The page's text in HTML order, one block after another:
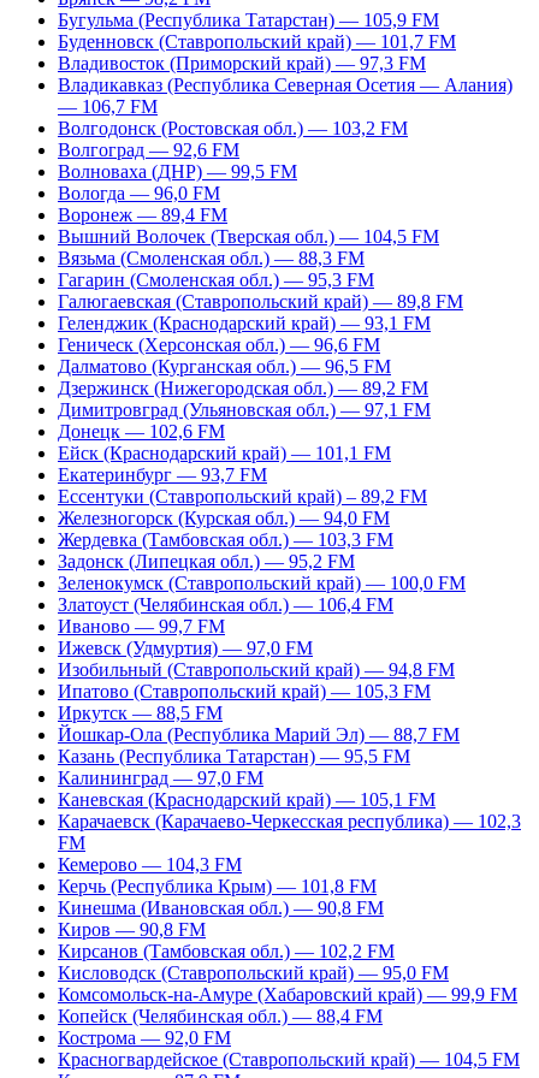
Бугульма (Республика Татарстан) — 105,9 FM
Буденновск (Ставропольский край) — 101,7 FM
Владивосток (Приморский край) — 97,3 FM
Владикавказ (Республика Северная Осетия — Алания)
— 106,7 FM
Волгодонск (Ростовская обл.) — 103,2 FM
Волгоград — 92,6 FM
Волноваха (ДНР) — 99,5 FM
Вологда — 96,0 FM
Воронеж — 89,4 FM
Вышний Волочек (Тверская обл.) — 104,5 FM
Вязьма (Смоленская обл.) — 88,3 FM
Гагарин (Смоленская обл.) — 95,3 FM
Галюгаевская (Ставропольский край) — 89,8 FM
Геленджик (Краснодарский край) — 93,1 FM
Геническ (Херсонская обл.) — 96,6 FM
Далматово (Курганская обл.) — 96,5 FM
Дзержинск (Нижегородская обл.) — 89,2 FM
Димитровград (Ульяновская обл.) — 97,1 FM
Донецк — 102,6 FM
Ейск (Краснодарский край) — 101,1 FM
Екатеринбург — 93,7 FM
Ессентуки (Ставропольский край) – 89,2 FM
Железногорск (Курская обл.) — 94,0 FM
Жердевка (Тамбовская обл.) — 103,3 FM
Задонск (Липецкая обл.) — 95,2 FM
Зеленокумск (Ставропольский край) — 100,0 FM
Златоуст (Челябинская обл.) — 106,4 FM
Иваново — 99,7 FM
Ижевск (Удмуртия) — 97,0 FM
Изобильный (Ставропольский край) — 94,8 FM
Ипатово (Ставропольский край) — 105,3 FM
Иркутск — 88,5 FM
Йошкар-Ола (Республика Марий Эл) — 88,7 FM
Казань (Республика Татарстан) — 95,5 FM
Калининград — 97,0 FM
Каневская (Краснодарский край) — 105,1 FM
Карачаевск (Карачаево-Черкесская республика) — 102,3
FM
Кемерово — 104,3 FM
Керчь (Республика Крым) — 101,8 FM
Кинешма (Ивановская обл.) — 90,8 FM
Киров — 90,8 FM
Кирсанов (Тамбовская обл.) — 102,2 FM
Кисловодск (Ставропольский край) — 95,0 FM
Комсомольск-на-Амуре (Хабаровский край) — 99,9 FM
Копейск (Челябинская обл.) — 88,4 FM
Кострома — 92,0 FM
Красногвардейское (Ставропольский край) — 104,5 FM